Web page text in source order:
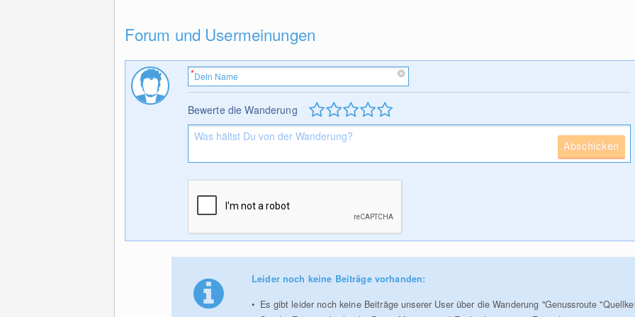
Forum und Usermeinungen
Bewerte die Wanderung
Abschicken
Leider noch keine Beiträge vorhanden:
Es gibt leider noch keine Beiträge unserer User über die Wanderung "Genussroute